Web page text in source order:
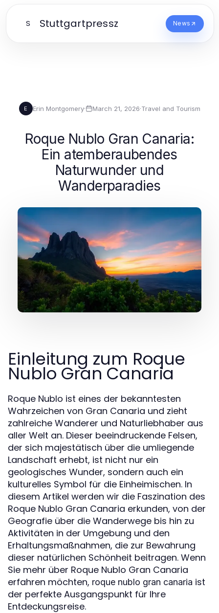
S Stuttgartpressz News
E Erin Montgomery· March 21, 2026·Travel and Tourism
Roque Nublo Gran Canaria:
Ein atemberaubendes
Naturwunder und
Wanderparadies
Einleitung zum Roque
Nublo Gran Canaria
Roque Nublo ist eines der bekanntesten
Wahrzeichen von Gran Canaria und zieht
zahlreiche Wanderer und Naturliebhaber aus
aller Welt an. Dieser beeindruckende Felsen,
der sich majestätisch über die umliegende
Landschaft erhebt, ist nicht nur ein
geologisches Wunder, sondern auch ein
kulturelles Symbol für die Einheimischen. In
diesem Artikel werden wir die Faszination des
Roque Nublo Gran Canaria erkunden, von der
Geografie über die Wanderwege bis hin zu
Aktivitäten in der Umgebung und den
Erhaltungsmaßnahmen, die zur Bewahrung
dieser natürlichen Schönheit beitragen. Wenn
Sie mehr über Roque Nublo Gran Canaria
erfahren möchten, roque nublo gran canaria ist
der perfekte Ausgangspunkt für Ihre
Entdeckungsreise.